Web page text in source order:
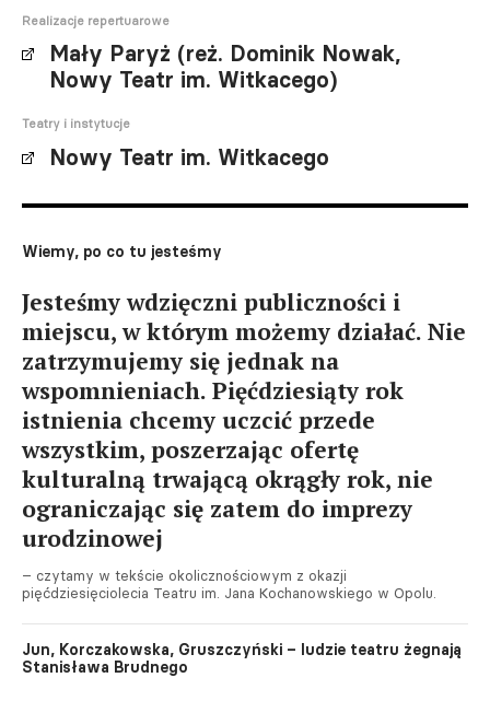
Realizacje repertuarowe
Mały Paryż (reż. Dominik Nowak,
Nowy Teatr im. Witkacego)
Teatry i instytucje
Nowy Teatr im. Witkacego
Wiemy, po co tu jesteśmy
Jesteśmy wdzięczni publiczności i
miejscu, w którym możemy działać. Nie
zatrzymujemy się jednak na
wspomnieniach. Pięćdziesiąty rok
istnienia chcemy uczcić przede
wszystkim, poszerzając ofertę
kulturalną trwającą okrągły rok, nie
ograniczając się zatem do imprezy
urodzinowej
– czytamy w tekście okolicznościowym z okazji
pięćdziesięciolecia Teatru im. Jana Kochanowskiego w Opolu.
Jun, Korczakowska, Gruszczyński – ludzie teatru żegnają
Stanisława Brudnego